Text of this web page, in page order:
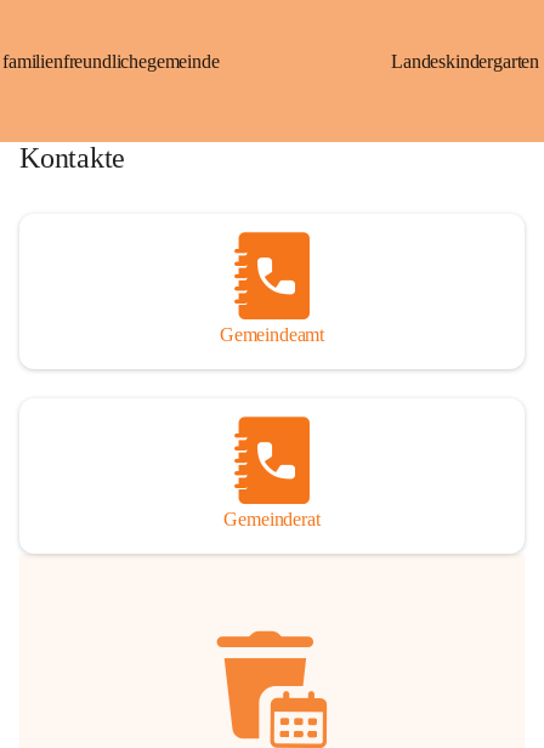
familienfreundlichegemeinde
Kontakte
Gemeindeamt
Gemeinderat